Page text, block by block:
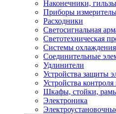
Наконечники,
Приборы
Расходники
Светосигнальная
Светотехническая
Системы охлаждения
Соединительные
Удлинители
Устройства защиты
Устройства
Шкафы, стойки,
Электроника